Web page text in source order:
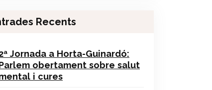
Recents
Jornada a Horta-Guinardó:
obertament sobre salut
i cures